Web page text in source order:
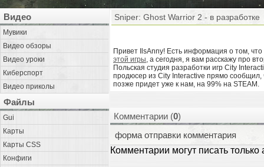
Видео
Мувики
Видео обзоры
Видео уроки
Киберспорт
Видео приколы
Файлы
Gui
Карты
Карты CSS
Конфиги
Sniper: Ghost Warrior 2 - в разработке
Привет IlsAnny! Есть информация о том,
этой игры, а сегодня, я вам расскажу про
Польская студия разработки игр City
продюсер из City Interactive прямо сообщил,
позже придет уже к нам, на 99% на STEAM.
Комментарии (0)
форма отправки комментария
Комментарии могут писать